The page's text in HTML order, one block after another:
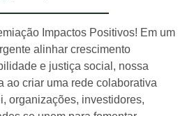
Impactos Positivos! Em um
alinhar crescimento
e justiça social, nossa
ao criar uma rede colaborativa
organizações, investidores,